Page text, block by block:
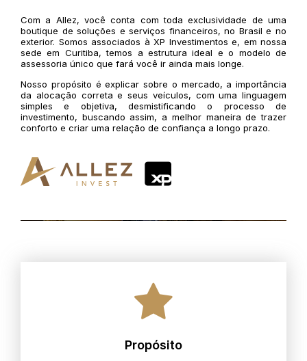
Com a Allez, você conta com toda exclusividade de uma
boutique de soluções e serviços financeiros, no Brasil e no
exterior. Somos associados à XP Investimentos e, em nossa
sede em Curitiba, temos a estrutura ideal e o modelo de
assessoria único que fará você ir ainda mais longe.
Nosso propósito é explicar sobre o mercado, a importância
da alocação correta e seus veículos, com uma linguagem
simples e objetiva, desmistificando o processo de
investimento, buscando assim, a melhor maneira de trazer
conforto e criar uma relação de confiança a longo prazo.
Propósito